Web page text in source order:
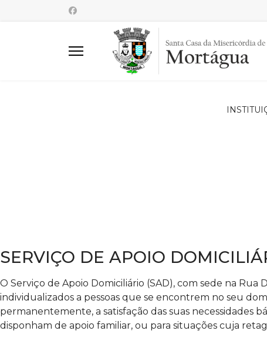
SERVIÇO DE APOIO
O Serviço de Apoio Domiciliário (SAD), com sede na
individualizados a pessoas que se encontrem no seu
permanentemente, a satisfação das suas necessidades
disponham de apoio familiar, ou para situações cuja